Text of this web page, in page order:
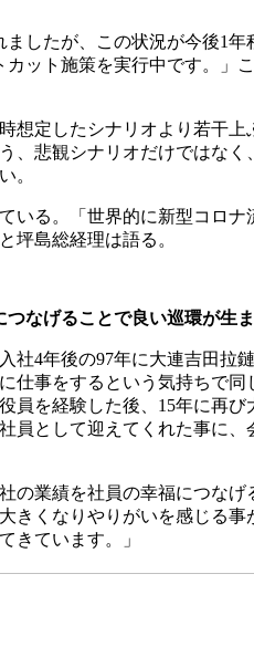
したが、この状況が今後1
ット施策を実行中です。」
定したシナリオより若干
悲観シナリオだけではな
。
る。「世界的に新型コロ
坪島総経理は語る。
なげることで良い巡環が
4年後の97年に大連吉田拉
事をするという気持ちで
を経験した後、15年に再
として迎えてくれた事に
業績を社員の幸福につな
くなりやりがいを感じる
きています。」